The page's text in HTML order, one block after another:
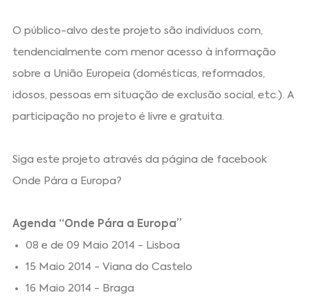
O público-alvo deste projeto são indivíduos com,
tendencialmente com menor acesso à informação
sobre a União Europeia (domésticas, reformados,
idosos, pessoas em situação de exclusão social, etc.). A
participação no projeto é livre e gratuita.
Siga este projeto através da página de facebook
Onde Pára a Europa?
Agenda “Onde Pára a Europa”
08 e de 09 Maio 2014 - Lisboa
15 Maio 2014 - Viana do Castelo
16 Maio 2014 - Braga